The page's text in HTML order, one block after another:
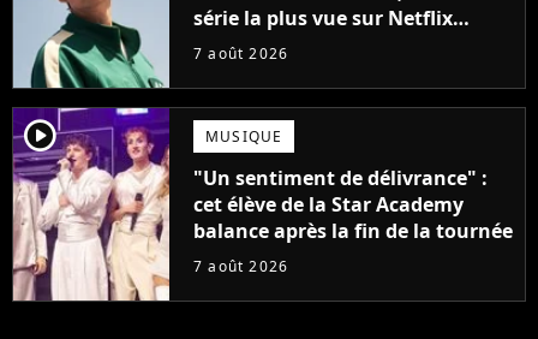
série la plus vue sur Netflix
pourrait avoir une version
7 août 2026
player2 MUSIQUE
"Un sentiment de délivrance" :
cet élève de la Star Academy
balance après la fin de la tournée
7 août 2026